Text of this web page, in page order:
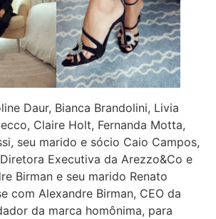
Daur, Bianca Brandolini, Livia
Claire Holt, Fernanda Motta,
seu marido e sócio Caio Campos,
Executiva da Arezzo&Co e
Birman e seu marido Renato
com Alexandre Birman, CEO da
da marca homônima, para